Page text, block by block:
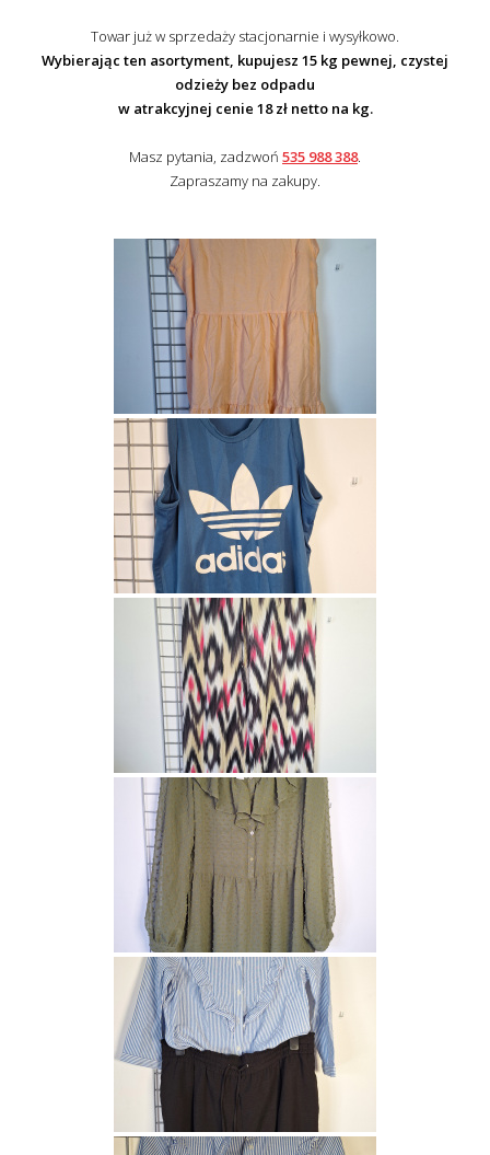
Towar już w sprzedaży stacjonarnie i wysyłkowo.
Wybierając ten asortyment, kupujesz 15 kg pewnej, czystej
odzieży bez odpadu
w atrakcyjnej cenie 18 zł netto na kg.
Masz pytania, zadzwoń 535 988 388.
Zapraszamy na zakupy.